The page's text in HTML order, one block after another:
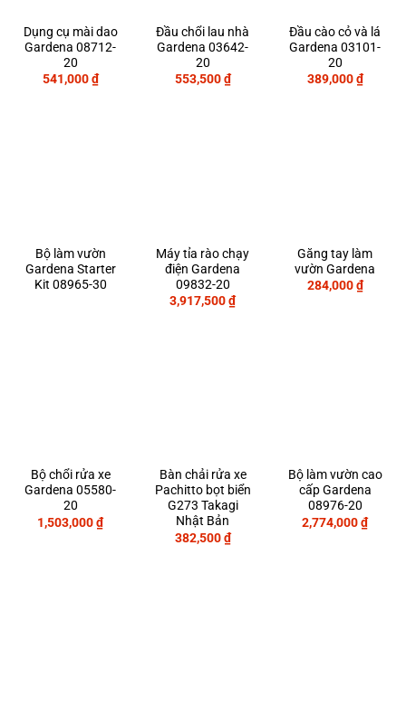
Dụng cụ mài dao
Gardena 08712-
20
541,000₫
Đầu chổi lau nhà
Gardena 03642-
20
553,500₫
Đầu cào cỏ và lá
Gardena 03101-
20
389,000₫
Bộ làm vườn
Gardena Starter
Kit 08965-30
Máy tỉa rào chạy
điện Gardena
09832-20
3,917,500₫
Găng tay làm
vườn Gardena
284,000₫
Bộ chổi rửa xe
Gardena 05580-
20
1,503,000₫
Bàn chải rửa xe
Pachitto bọt biển
G273 Takagi
Nhật Bản
382,500₫
Bộ làm vườn cao
cấp Gardena
08976-20
2,774,000₫